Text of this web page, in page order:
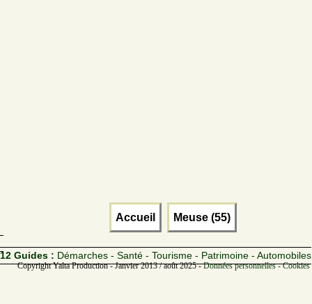
Accueil Meuse (55)
12 Guides : Démarches - Santé - Tourisme - Patrimoine - Automobiles
Copyright Yalta Production - Janvier 2013 / août 2025 -Données personnelles -